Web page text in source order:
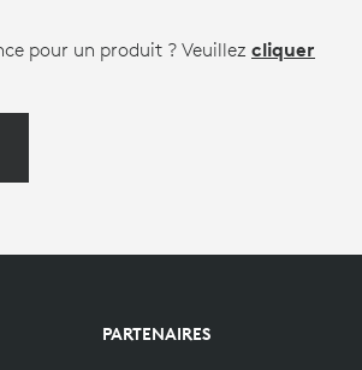
pour un produit ? Veuillez cliquer
PARTENAIRES